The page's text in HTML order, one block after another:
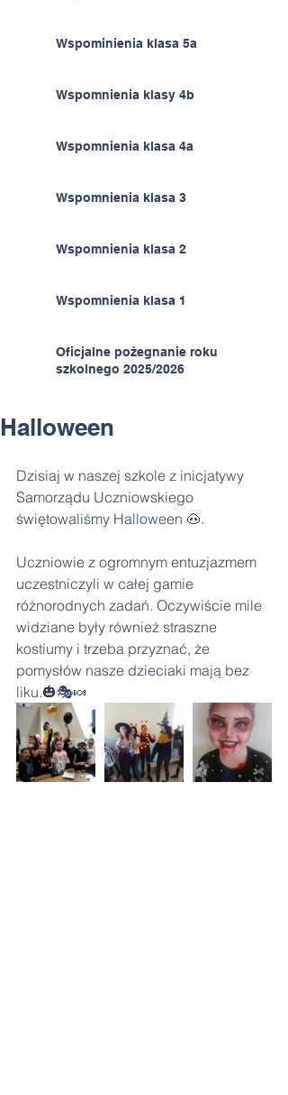
Wspominienia klasa 5a
Wspomnienia klasy 4b
Wspomnienia klasa 4a
Wspomnienia klasa 3
Wspomnienia klasa 2
Wspomnienia klasa 1
Oficjalne pożegnanie roku
szkolnego 2025/2026
Halloween
Dzisiaj w naszej szkole z inicjatywy
Samorządu Uczniowskiego
świętowaliśmy Halloween 🐽.
Uczniowie z ogromnym entuzjazmem
uczestniczyli w całej gamie
różnorodnych zadań. Oczywiście mile
widziane były również straszne
kostiumy i trzeba przyznać, że
pomysłów nasze dzieciaki mają bez
liku.🎃🎭🍬